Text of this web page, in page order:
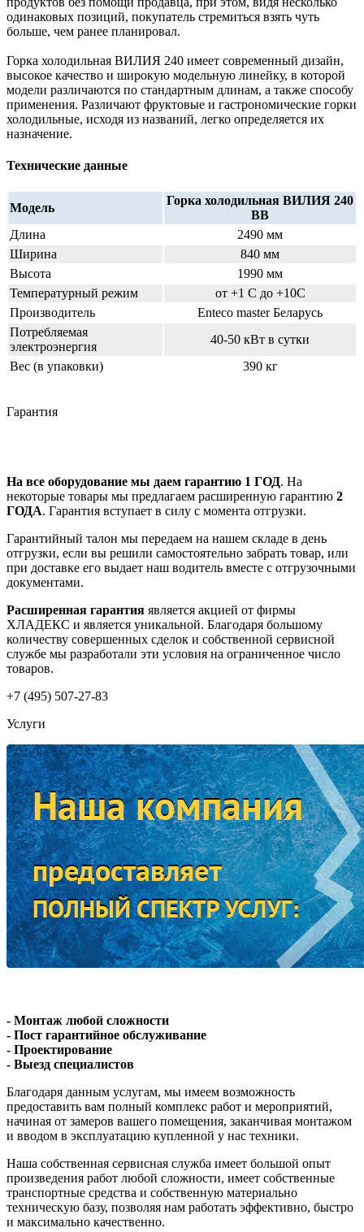
одинаковых позиций, покупатель стремиться взять чуть
больше, чем ранее планировал.
Горка холодильная ВИЛИЯ 240 имеет современный дизайн,
высокое качество и широкую модельную линейку, в которой
модели различаются по стандартным длинам, а также способу
применения. Различают фруктовые и гастрономические горки
холодильные, исходя из названий, легко определяется их
назначение.
Технические данные
Модель
Горка холодильная ВИЛИЯ 240
ВВ
Длина
2490 мм
Ширина
840 мм
Высота
1990 мм
Температурный режим
от +1 С до +10С
Производитель
Enteco master Беларусь
Потребляемая
электроэнергия
40-50 кВт в сутки
Вес (в упаковки)
390 кг
Гарантия
На все оборудование мы даем гарантию 1 ГОД. На
некоторые товары мы предлагаем расширенную гарантию 2
ГОДА. Гарантия вступает в силу с момента отгрузки.
Гарантийный талон мы передаем на нашем складе в день
отгрузки, если вы решили самостоятельно забрать товар, или
при доставке его выдает наш водитель вместе с отгрузочными
документами.
Расширенная гарантия является акцией от фирмы
ХЛАДЕКС и является уникальной. Благодаря большому
количеству совершенных сделок и собственной сервисной
службе мы разработали эти условия на ограниченное число
товаров.
+7 (495) 507-27-83
Услуги
- Монтаж любой сложности
- Пост гарантийное обслуживание
- Проектирование
- Выезд специалистов
Благодаря данным услугам, мы имеем возможность
предоставить вам полный комплекс работ и мероприятий,
начиная от замеров вашего помещения, заканчивая монтажом
и вводом в эксплуатацию купленной у нас техники.
Наша собственная сервисная служба имеет большой опыт
произведения работ любой сложности, имеет собственные
транспортные средства и собственную материально
техническую базу, позволяя нам работать эффективно, быстро
и максимально качественно.